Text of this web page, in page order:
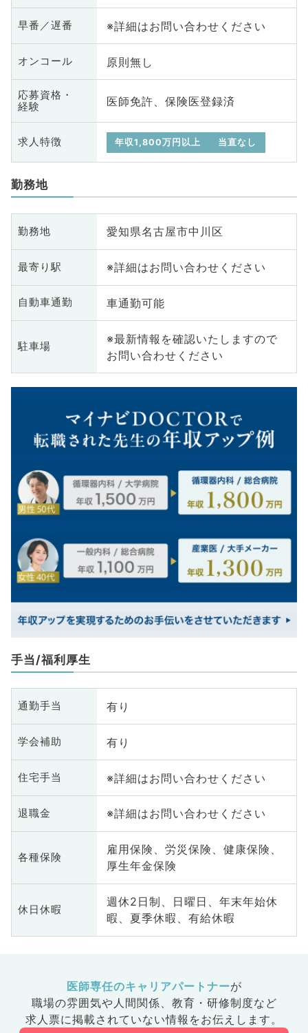
早番／遅番 ※詳細はお問い合わせください
オンコール 原則無し
応募資格・
経験
医師免許、保険医登録済
求人特徴 年収1,800万円以上 当直なし
勤務地
勤務地 愛知県名古屋市中川区
最寄り駅 ※詳細はお問い合わせください
自動車通勤 車通勤可能
駐車場
※最新情報を確認いたしますので
お問い合わせください
手当/福利厚生
通勤手当 有り
学会補助 有り
住宅手当 ※詳細はお問い合わせください
退職金 ※詳細はお問い合わせください
各種保険
雇用保険、労災保険、健康保険、
厚生年金保険
休日休暇
週休2日制、日曜日、年末年始休
暇、夏季休暇、有給休暇
医師専任のキャリアパートナーが
職場の雰囲気や人間関係、 教育・研修制度など
求人票に掲載されていない情報をお伝えします。